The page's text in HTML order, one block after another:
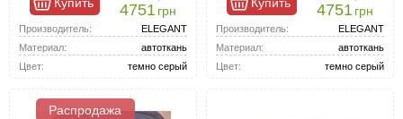
долговечна, но стоит дороже.
4751грн
Производитель:
ELEGANT
Материал:
автоткань
Цвет:
темно серый
4751грн
Производитель:
ELEGANT
Материал:
автоткань
Цвет:
темно серый
Распродажа